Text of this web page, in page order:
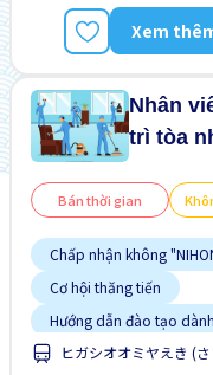
Xem
Nhân
trì tòa
Bán thời gian
Chấp nhận không
Cơ hội thăng tiến
Hướng dẫn đào tạo
Không cần kinh nghiệm
ヒガシオオミヤえき (